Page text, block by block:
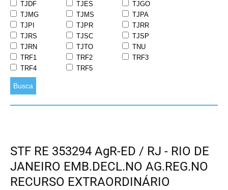
TJDF
TJES
TJGO
TJMG
TJMS
TJPA
TJPI
TJPR
TJRR
TJRS
TJSC
TJSP
TJRN
TJTO
TNU
TRF1
TRF2
TRF3
TRF4
TRF5
Busca
STF RE 353294 AgR-ED / RJ - RIO DE
JANEIRO EMB.DECL.NO AG.REG.NO
RECURSO EXTRAORDINÁRIO